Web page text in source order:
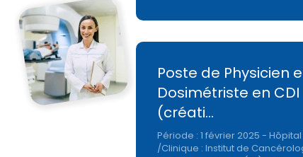
Poste de Physicien
Dosimétriste en CDI
(créati…
Période : 1 février 2025 - Hôpital
/Clinique : Institut de